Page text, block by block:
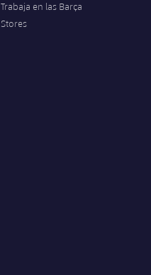
Trabaja en las Barça
Stores